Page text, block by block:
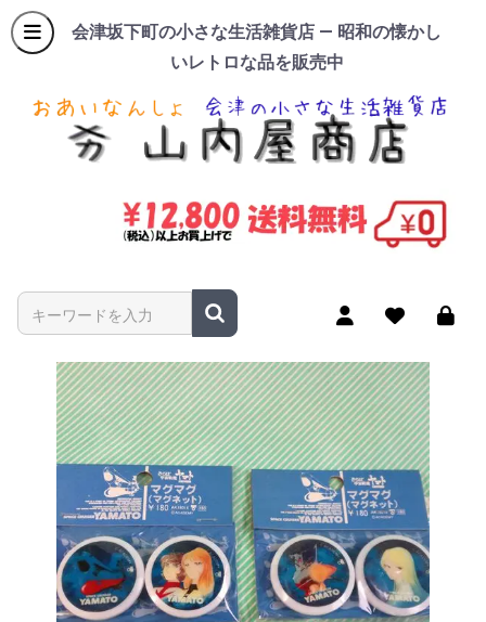
会津坂下町の小さな生活雑貨店 — 昭和の懐かし
いレトロな品を販売中
商品名やキーワードを入力